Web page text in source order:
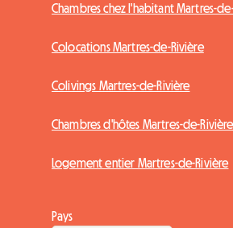
Chambres chez l'habitant Martres-
Colocations Martres-de-Rivière
Colivings Martres-de-Rivière
Chambres d'hôtes Martres-de-Rivière
Logement entier Martres-de-Rivière
Pays